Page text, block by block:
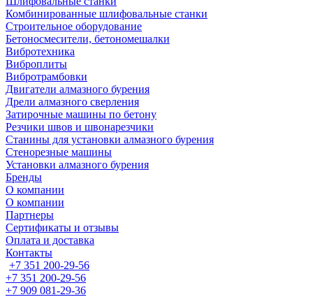
Комбинированные шлифовальные станки
Строительное оборудование
Бетоносмесители, бетономешалки
Вибротехника
Виброплиты
Вибротрамбовки
Двигатели алмазного бурения
Дрели алмазного сверления
Затирочные машины по бетону
Резчики швов и швонарезчики
Станины для установки алмазного бурения
Стенорезные машины
Установки алмазного бурения
Бренды
О компании
О компании
Партнеры
Cертификаты и отзывы
Оплата и доставка
Контакты
+7 351 200-29-56
+7 351 200-29-56
+7 909 081-29-36